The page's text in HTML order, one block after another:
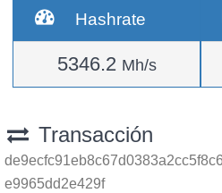
Hashrate
5346.2 Mh/s
Transacción
e9965dd2e429f